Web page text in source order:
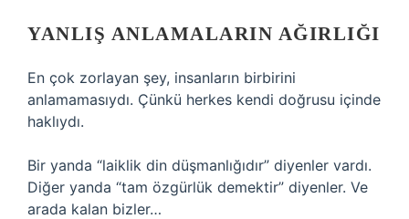
YANLIŞ ANLAMALARIN AĞIRLIĞI
En çok zorlayan şey, insanların birbirini
anlamamasıydı. Çünkü herkes kendi doğrusu içinde
haklıydı.
Bir yanda “laiklik din düşmanlığıdır” diyenler vardı.
Diğer yanda “tam özgürlük demektir” diyenler. Ve
arada kalan bizler…